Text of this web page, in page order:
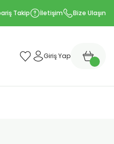
Takip İletişim Bize Ulaşın
Giriş Yap